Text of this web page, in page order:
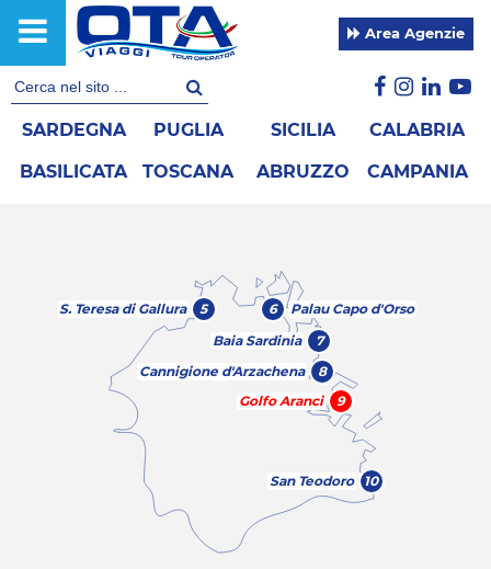
Area Agenzie
SARDEGNA PUGLIA SICILIA CALABRIA
BASILICATA TOSCANA ABRUZZO CAMPANIA
5
S. Teresa di Gallura 6 Palau Capo d'Orso
7
Baia Sardinia
8
Cannigione d'Arzachena
9
Golfo Aranci
10
San Teodoro